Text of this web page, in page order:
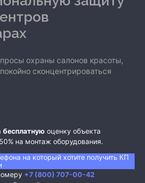
охраны салонов красоты,
сконцентрироваться
бесплатную оценку объекта
на монтаж оборудования.
на который хотите получить КП
+7 (800) 707-00-42